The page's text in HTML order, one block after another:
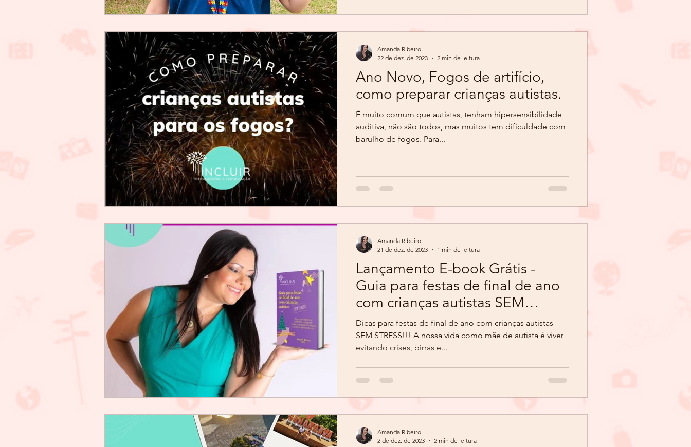
Ano Novo, Fogos de artifício,
como preparar crianças autistas.
É muito comum que autistas, tenham hipersensibilidade
auditiva, não são todos, mas muitos tem dificuldade com
barulho de fogos. Para...
Amanda Ribeiro
22 de dez. de 2023
2 min de leitura
Lançamento E-book Grátis -
Guia para festas de final de ano
com crianças autistas SEM
STRESS
Dicas para festas de final de ano com crianças autistas
SEM STRESS!!! A nossa vida como mãe de autista é viver
evitando crises, birras e...
Amanda Ribeiro
21 de dez. de 2023
1 min de leitura
Amanda Ribeiro
2 de dez. de 2023
2 min de leitura